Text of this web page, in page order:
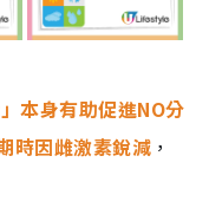
」本身有助促進NO分
時因雌激素銳減 ，